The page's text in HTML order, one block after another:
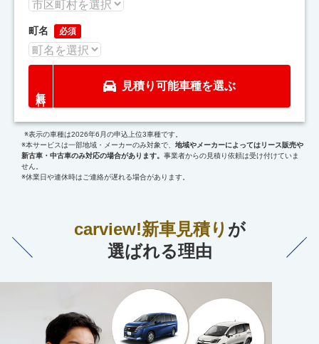
町名 必須
見積り可能車種を選ぶ
※表示の車種は2026年6月の申込上位3車種です。
※本サービスは一部地域・メーカーのみ対象で、 地域やメーカーによってはリース販売や
新古車・中古車のみ対応の場合があります。 事業者からの見積り依頼は受け付けていま
せん。
※休業日や連休時はご連絡が遅れる場合があります。
carview!新車見積り が
選ばれる理由